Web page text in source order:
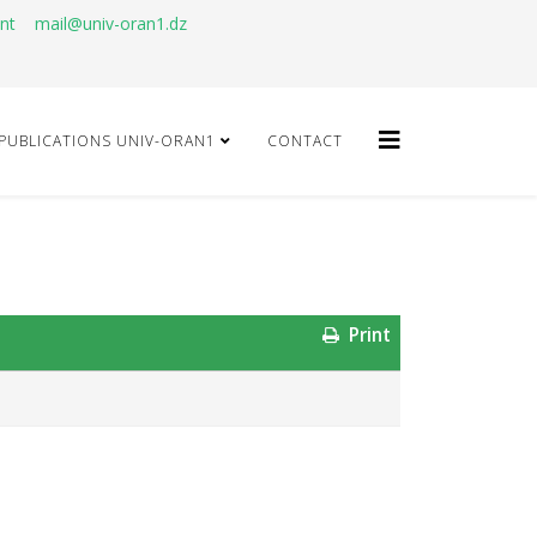
mail@univ-oran1.dz
PUBLICATIONS UNIV-ORAN1 CONTACT
Print